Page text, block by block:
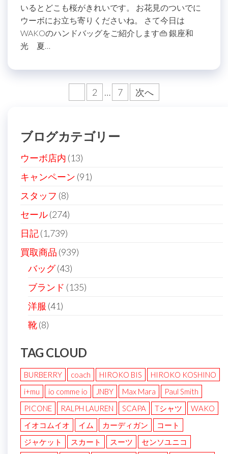
いるとどこも桜がきれいです。 お花見のついでに
ウーボにお立ち寄りくださいね。 さて今日は
WAKOのハンドバッグをご紹介します👜 銀座和
光 夏…
ー
ジ
送
り
2 … 7 次へ
ブログカテゴリー
ウーボ店内 (13)
キャンペーン (91)
スタッフ (8)
セール(274)
日記(1,739)
買取商品 (939)
バッグ(43)
ブランド (135)
洋服 (41)
靴(8)
TAG CLOUD
BURBERRY coach HIROKO BIS
HIROKO KOSHINO
i+mu
io comme io JNBY Max Mara
Paul Smith
PICONE
RALPH LAUREN SCAPA Tシャツ
WAKO
イオコムイオ
イム カーディガン
コート
ジャケット
スカート スーツ センソユニコ